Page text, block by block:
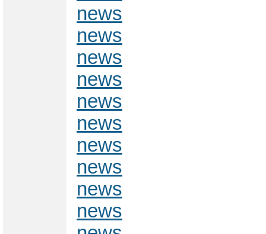
news
news
news
news
news
news
news
news
news
news